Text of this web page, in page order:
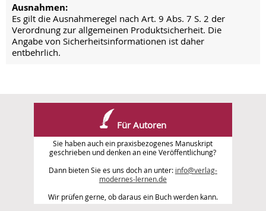
Ausnahmen:
Es gilt die Ausnahmeregel nach Art. 9 Abs. 7 S. 2 der
Verordnung zur allgemeinen Produktsicherheit. Die
Angabe von Sicherheitsinformationen ist daher
entbehrlich.
Für Autoren
Sie haben auch ein praxisbezogenes Manuskript
geschrieben und denken an eine Veröffentlichung?
Dann bieten Sie es uns doch an unter: info@verlag-
modernes-lernen.de
Wir prüfen gerne, ob daraus ein Buch werden kann.